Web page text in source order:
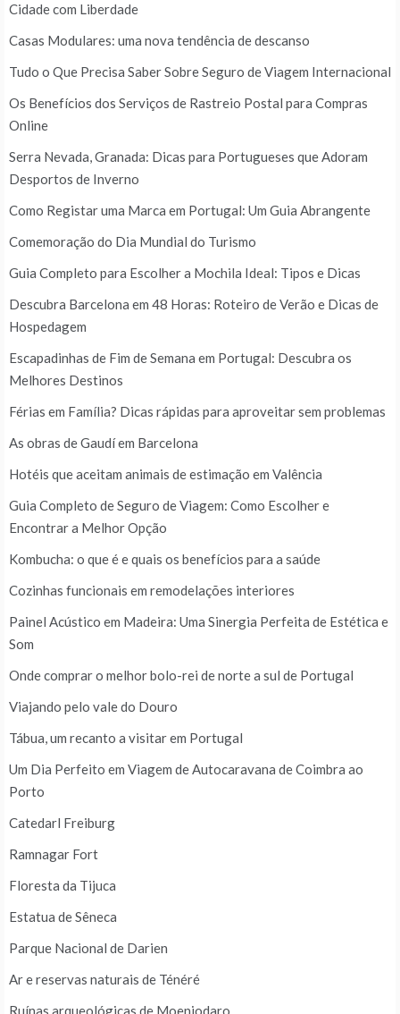
Cidade com Liberdade
Casas Modulares: uma nova tendência de descanso
Tudo o Que Precisa Saber Sobre Seguro de Viagem Internacional
Os Benefícios dos Serviços de Rastreio Postal para Compras
Online
Serra Nevada, Granada: Dicas para Portugueses que Adoram
Desportos de Inverno
Como Registar uma Marca em Portugal: Um Guia Abrangente
Comemoração do Dia Mundial do Turismo
Guia Completo para Escolher a Mochila Ideal: Tipos e Dicas
Descubra Barcelona em 48 Horas: Roteiro de Verão e Dicas de
Hospedagem
Escapadinhas de Fim de Semana em Portugal: Descubra os
Melhores Destinos
Férias em Família? Dicas rápidas para aproveitar sem problemas
As obras de Gaudí em Barcelona
Hotéis que aceitam animais de estimação em Valência
Guia Completo de Seguro de Viagem: Como Escolher e
Encontrar a Melhor Opção
Kombucha: o que é e quais os benefícios para a saúde
Cozinhas funcionais em remodelações interiores
Painel Acústico em Madeira: Uma Sinergia Perfeita de Estética e
Som
Onde comprar o melhor bolo-rei de norte a sul de Portugal
Viajando pelo vale do Douro
Tábua, um recanto a visitar em Portugal
Um Dia Perfeito em Viagem de Autocaravana de Coimbra ao
Porto
Catedarl Freiburg
Ramnagar Fort
Floresta da Tijuca
Estatua de Sêneca
Parque Nacional de Darien
Ar e reservas naturais de Ténéré